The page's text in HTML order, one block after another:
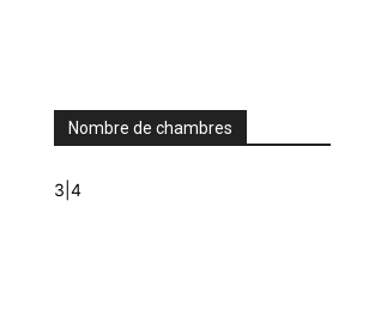
Nombre de chambres
3|4